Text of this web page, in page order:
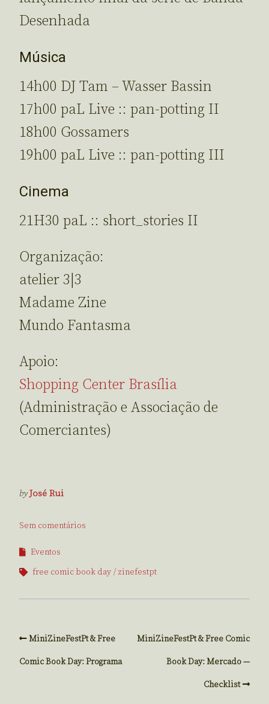
Desenhada
Música
14h00 DJ Tam – Wasser Bassin
17h00 paL Live :: pan-potting II
18h00 Gossamers
19h00 paL Live :: pan-potting III
Cinema
21H30 paL :: short_stories II
Organização:
atelier 3|3
Madame Zine
Mundo Fantasma
Apoio:
Shopping Center Brasília
(Administração e Associação de
Comerciantes)
byJosé Rui
Sem comentários
Eventos
free comic book day
zinefestpt
MiniZineFestPt & Free
Comic Book Day: Programa
MiniZineFestPt & Free Comic
Book Day: Mercado —
Checklist